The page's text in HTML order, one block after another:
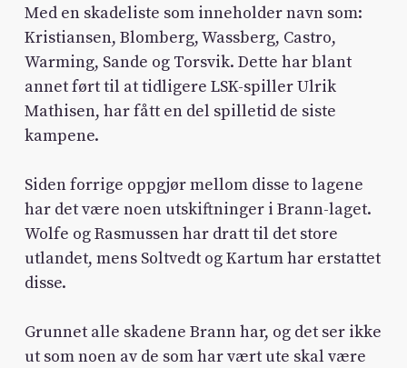
Med en skadeliste som inneholder navn som:
Kristiansen, Blomberg, Wassberg, Castro,
Warming, Sande og Torsvik. Dette har blant
annet ført til at tidligere LSK-spiller Ulrik
Mathisen, har fått en del spilletid de siste
kampene.
Siden forrige oppgjør mellom disse to lagene
har det være noen utskiftninger i Brann-laget.
Wolfe og Rasmussen har dratt til det store
utlandet, mens Soltvedt og Kartum har erstattet
disse.
Grunnet alle skadene Brann har, og det ser ikke
ut som noen av de som har vært ute skal være